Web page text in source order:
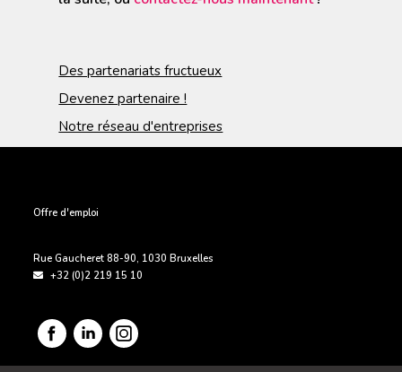
Des partenariats fructueux
Devenez partenaire !
Notre réseau d'entreprises
PIED DE PAGE
Offre d'emploi
Rue Gaucheret 88-90, 1030 Bruxelles
+32 (0)2 219 15 10